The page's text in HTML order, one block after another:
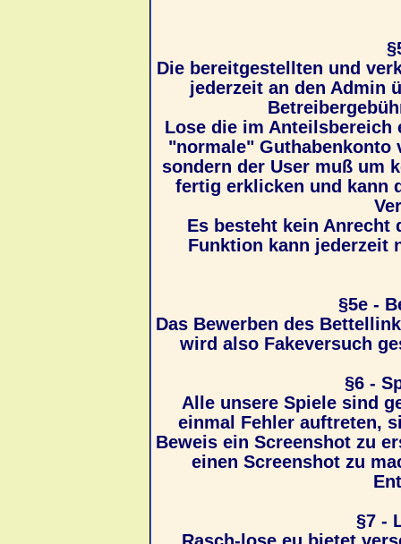
Die bereitgestellten und
jederzeit an den Admin
Lose die im
"normale" Guthabenkonto
sondern der User muß um
fertig erklicken und kann
Es besteht kein Anrecht
Funktion kann jederzeit
§5e -
Das Bewerben des
wird also Fakeversuch
§6 -
Alle unsere Spiele sind
einmal Fehler auftreten,
Beweis ein Screenshot zu
einen Screenshot zu
§7 -